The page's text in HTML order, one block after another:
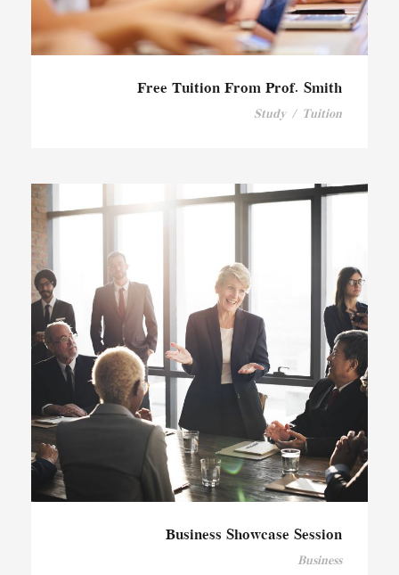
Free Tuition From Prof. Smith
Study / Tuition
Business Showcase Session
Business